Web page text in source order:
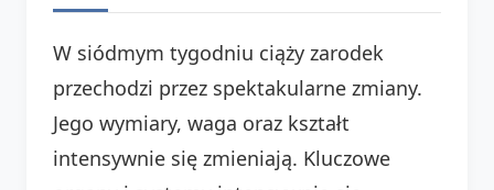
W siódmym tygodniu ciąży zarodek
przechodzi przez spektakularne zmiany.
Jego wymiary, waga oraz kształt
intensywnie się zmieniają. Kluczowe